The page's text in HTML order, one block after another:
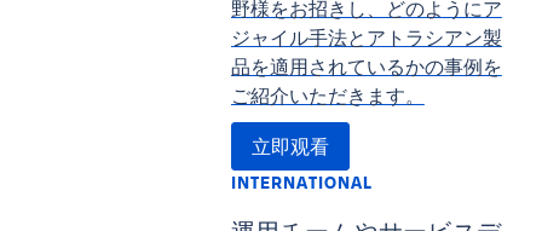
野様をお招きし、どのようにア
ジャイル手法とアトラシアン製
品を適用されているかの事例を
ご紹介いただきます。
立即观看
INTERNATIONAL